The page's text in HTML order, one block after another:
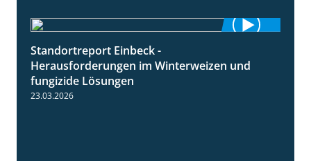
Standortreport Einbeck -
Herausforderungen im Winterweizen und
fungizide Lösungen
23.03.2026